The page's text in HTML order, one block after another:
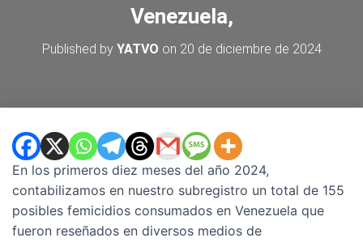
Venezuela,
Published by YATVO on 20 de diciembre de 2024
En los primeros diez meses del año 2024,
contabilizamos en nuestro subregistro un total de 155
posibles femicidios consumados en Venezuela que
fueron reseñados en diversos medios de